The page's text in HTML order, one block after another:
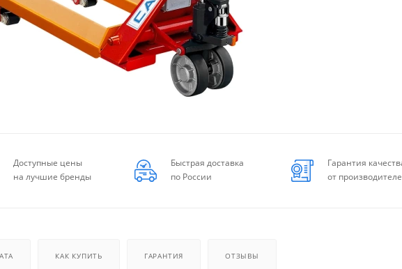
Доступные цены
на лучшие бренды
Быстрая доставка
по России
Гарантия
от
КАК КУПИТЬ ГАРАНТИЯ ОТЗЫВЫ